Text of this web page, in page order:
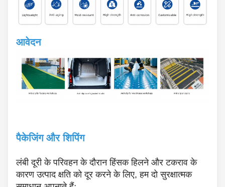
आवेदन
पैकेजिंग और शिपिंग
लंबी दूरी के परिवहन के दौरान हिंसक हिलने और टकराव के
कारण उत्पाद क्षति को दूर करने के लिए, हम दो सुरक्षात्मक